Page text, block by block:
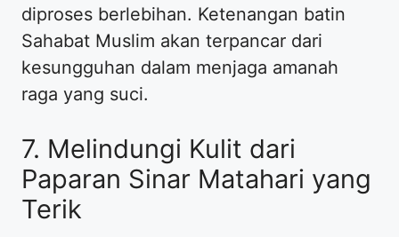
diproses berlebihan. Ketenangan batin
Sahabat Muslim akan terpancar dari
kesungguhan dalam menjaga amanah
raga yang suci.
7. Melindungi Kulit dari
Paparan Sinar Matahari yang
Terik